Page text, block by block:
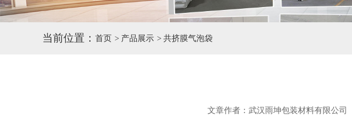
当前位置： 首页 产品展示 共挤膜气泡袋
文章作者：武汉雨坤包装材料有限公司